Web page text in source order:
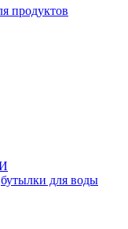
продуктов
для воды